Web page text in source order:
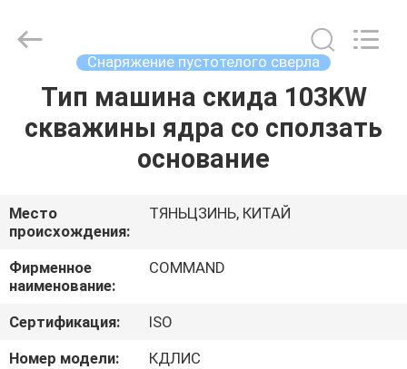
ДОМ
ПРОДУКТЫ
О
НАС
ПУТЕШЕСТВИЕ
ФАБРИКИ
CO.,LTD.
Снаряжение пустотелого сверла
Тип машина скида 103KW
скважины ядра со сползать
основание
Место
происхождения:
ТЯНЬЦЗИНЬ, КИТАЙ
Фирменное
наименование:
COMMAND
Сертификация:
ISO
Номер модели:
КДЛИС